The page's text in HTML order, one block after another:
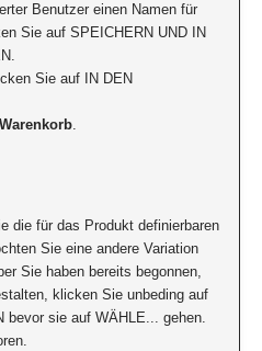
Benutzer einen Namen für
Sie auf SPEICHERN UND IN
Sie auf IN DEN
Warenkorb.
die für das Produkt definierbaren
Sie eine andere Variation
Sie haben bereits begonnen,
klicken Sie unbeding auf
bevor sie auf WÄHLE... gehen.